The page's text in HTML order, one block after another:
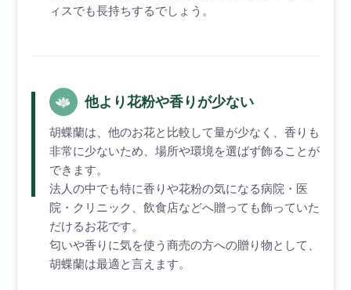
ィスでも長持ちするでしょう。
他より花粉や香りが少ない
胡蝶蘭は、他のお花と比較して量が少なく、香りも
非常に少ないため、場所や環境を選ばず飾ることが
できます。
法人の中でも特に香りや花粉の気になる病院・医
院・クリニック、飲食店などへ贈っても飾っていた
だけるお花です。
匂いや香りに気を使う商売の方への贈り物として、
胡蝶蘭は最適と言えます。